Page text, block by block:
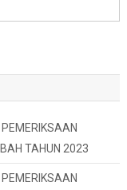
TAHUN 2023